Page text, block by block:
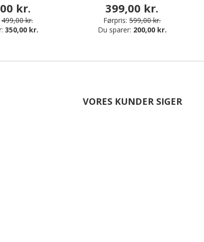
kr.
499,00 kr.
350,00 kr.
399,00 kr.
Førpris: 599,00 kr.
Du sparer: 200,00 kr.
VORES KUNDER SIGER